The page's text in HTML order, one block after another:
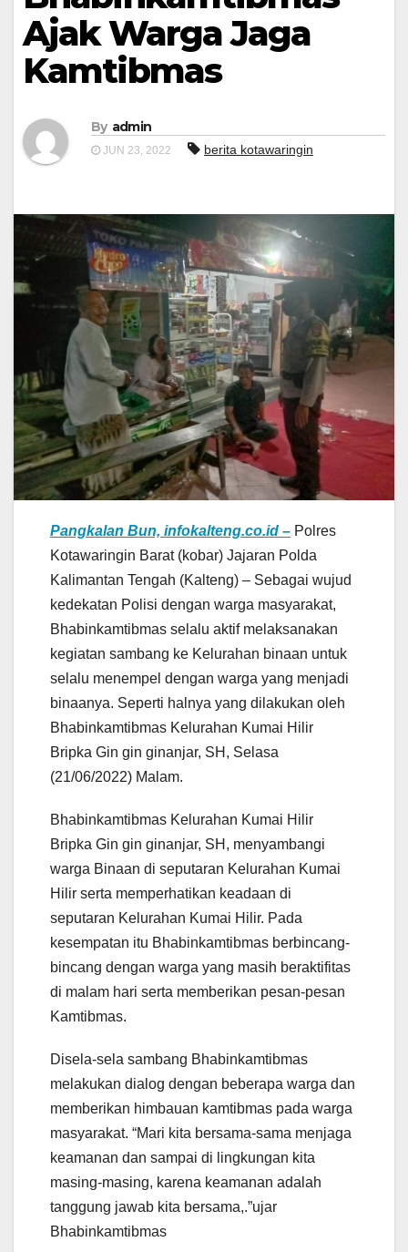
Ajak Warga Jaga
Kamtibmas
By admin
JUN 23, 2022 berita kotawaringin
Pangkalan Bun, infokalteng.co.id – Polres
Kotawaringin Barat (kobar) Jajaran Polda
Kalimantan Tengah (Kalteng) – Sebagai wujud
kedekatan Polisi dengan warga masyarakat,
Bhabinkamtibmas selalu aktif melaksanakan
kegiatan sambang ke Kelurahan binaan untuk
selalu menempel dengan warga yang menjadi
binaanya. Seperti halnya yang dilakukan oleh
Bhabinkamtibmas Kelurahan Kumai Hilir
Bripka Gin gin ginanjar, SH, Selasa
(21/06/2022) Malam.
Bhabinkamtibmas Kelurahan Kumai Hilir
Bripka Gin gin ginanjar, SH, menyambangi
warga Binaan di seputaran Kelurahan Kumai
Hilir serta memperhatikan keadaan di
seputaran Kelurahan Kumai Hilir. Pada
kesempatan itu Bhabinkamtibmas berbincang-
bincang dengan warga yang masih beraktifitas
di malam hari serta memberikan pesan-pesan
Kamtibmas.
Disela-sela sambang Bhabinkamtibmas
melakukan dialog dengan beberapa warga dan
memberikan himbauan kamtibmas pada warga
masyarakat. “Mari kita bersama-sama menjaga
keamanan dan sampai di lingkungan kita
masing-masing, karena keamanan adalah
tanggung jawab kita bersama,.”ujar
Bhabinkamtibmas